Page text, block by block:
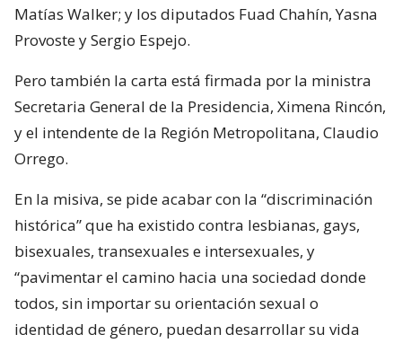
Matías Walker; y los diputados Fuad Chahín, Yasna
Provoste y Sergio Espejo.
Pero también la carta está firmada por la ministra
Secretaria General de la Presidencia, Ximena Rincón,
y el intendente de la Región Metropolitana, Claudio
Orrego.
En la misiva, se pide acabar con la “discriminación
histórica” que ha existido contra lesbianas, gays,
bisexuales, transexuales e intersexuales, y
“pavimentar el camino hacia una sociedad donde
todos, sin importar su orientación sexual o
identidad de género, puedan desarrollar su vida